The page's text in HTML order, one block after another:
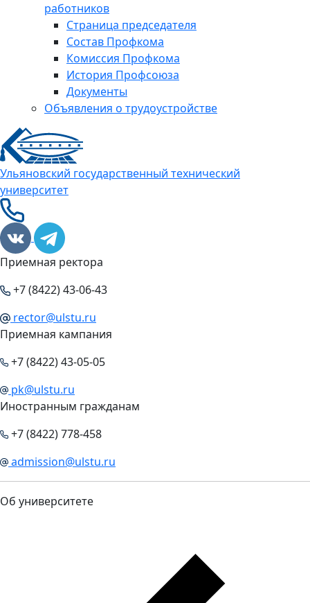
работников
Страница председателя
Состав Профкома
Комиссия Профкома
История Профсоюза
Документы
Объявления о трудоустройстве
Ульяновский государственный технический
университет
Приемная ректора
+7 (8422) 43-06-43
rector@ulstu.ru
Приемная кампания
+7 (8422) 43-05-05
pk@ulstu.ru
Иностранным гражданам
+7 (8422) 778-458
admission@ulstu.ru
Об университете